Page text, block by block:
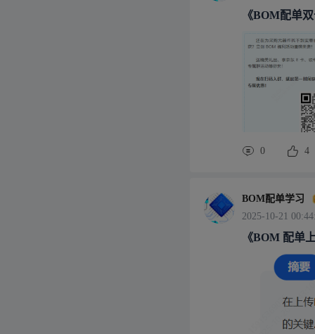
《BOM配单
0 4
BOM配单学习
2025-10-21
《BOM 配单